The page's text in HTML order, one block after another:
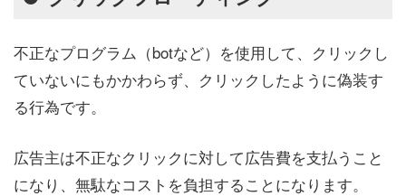
不正なプログラム（botなど）を使用して、クリックし
ていないにもかかわらず、クリックしたように偽装す
る行為です。
広告主は不正なクリックに対して広告費を支払うこと
になり、無駄なコストを負担することになります。